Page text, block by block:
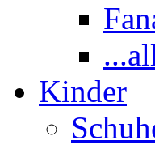
Kinder